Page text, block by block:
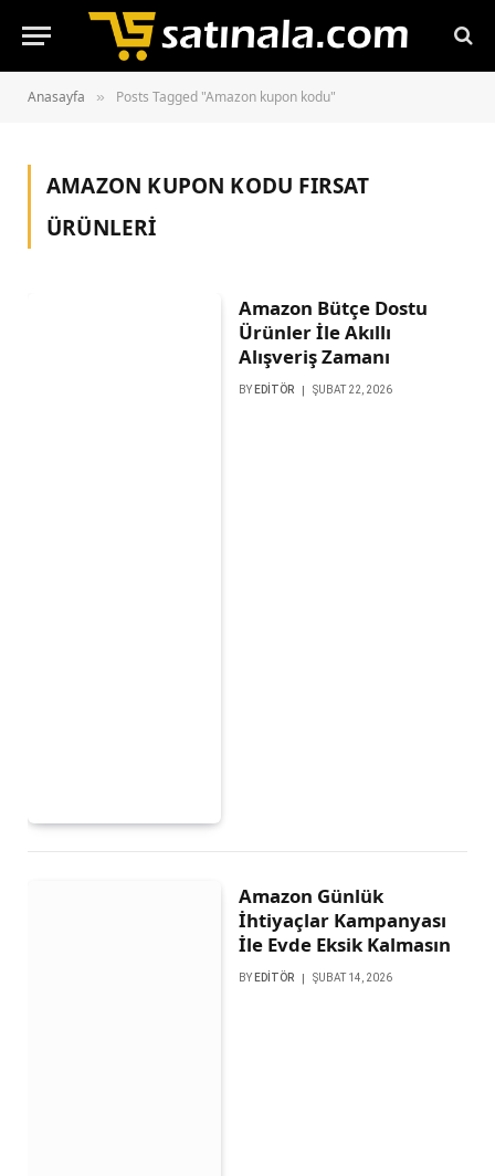
Anasayfa » Posts Tagged "Amazon kupon kodu"
AMAZON KUPON KODU FIRSAT
ÜRÜNLERİ
Amazon Bütçe Dostu
Ürünler İle Akıllı
Alışveriş Zamanı
BY EDITÖR ŞUBAT 22, 2026
Amazon Günlük
İhtiyaçlar Kampanyası
İle Evde Eksik Kalmasın
BY EDITÖR ŞUBAT 14, 2026